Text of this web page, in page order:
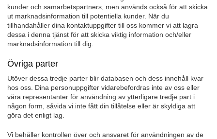
kunder och samarbetspartners, men används också för att skicka
ut marknadsinformation till potentiella kunder. När du
tillhandahåller dina kontaktuppgifter till oss kommer vi att lagra
dessa i denna tjänst för att skicka viktig information och/eller
marknadsinformation till dig.
Övriga parter
Utöver dessa tredje parter blir databasen och dess innehåll kvar
hos oss. Dina personuppgifter vidarebefordras inte av oss eller
våra representanter för användning av ytterligare tredje part i
någon form, såvida vi inte fått din tillåtelse eller är skyldiga att
göra det enligt lag.
Vi behåller kontrollen över och ansvaret för användningen av de